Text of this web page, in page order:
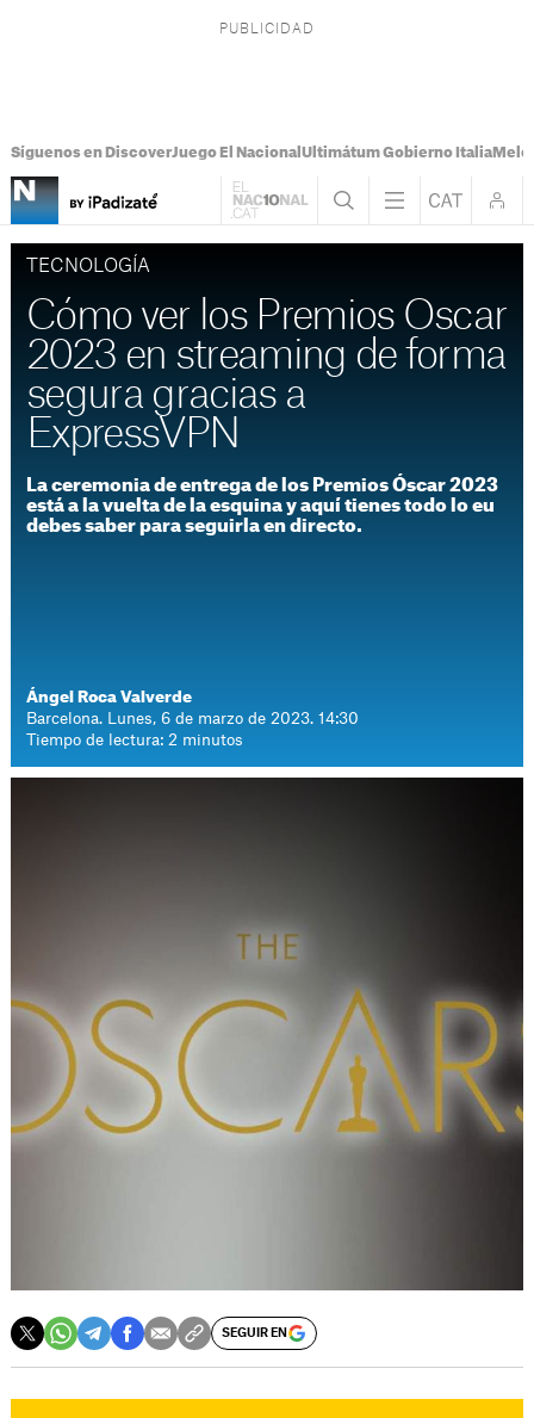
Síguenos en DiscoverJuego El Nacional Ultimátum Gobierno Italia
TECNOLOGÍA
Cómo ver los Premios Oscar
2023 en streaming de forma
segura gracias a
ExpressVPN
La ceremonia de entrega de los Premios Óscar 2023
está a la vuelta de la esquina y aquí tienes todo lo eu
debes saber para seguirla en directo.
Ángel Roca Valverde
Barcelona. Lunes, 6 de marzo de 2023. 14:30
Tiempo de lectura: 2 minutos
SEGUIR EN